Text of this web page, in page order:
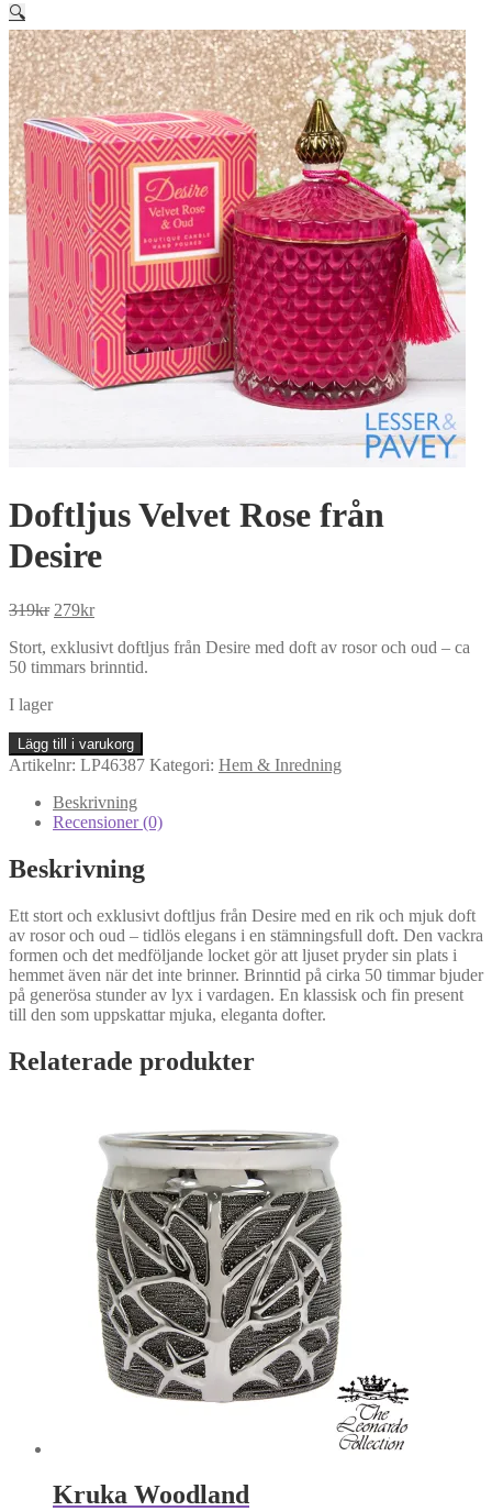
🔍
Doftljus Velvet Rose från
Desire
319kr Det
priset
var:
279krDet
priset
är:
Stort, exklusivt doftljus från Desire med doft av rosor och oud – ca
50 timmars brinntid.
I lager
Doftljus
Velvet
Desire
Lägg till i varukorg
Artikelnr: LP46387 Kategori: Hem & Inredning
Beskrivning
Recensioner (0)
Beskrivning
Ett stort och exklusivt doftljus från Desire med en rik och mjuk doft
av rosor och oud – tidlös elegans i en stämningsfull doft. Den vackra
formen och det medföljande locket gör att ljuset pryder sin plats i
hemmet även när det inte brinner. Brinntid på cirka 50 timmar bjuder
på generösa stunder av lyx i vardagen. En klassisk och fin present
till den som uppskattar mjuka, eleganta dofter.
Relaterade produkter
Kruka Woodland